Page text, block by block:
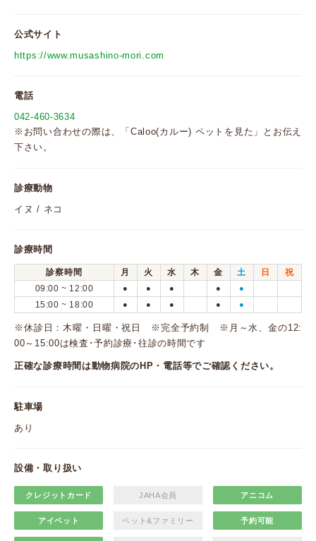
公式サイト
https://www.musashino-mori.com
電話
042-460-3634
※お問い合わせの際は、「Caloo(カルー) ペットを見た」とお伝え
下さい。
診療動物
イヌ / ネコ
診療時間
診察時間 月 火 水 木 金 土 日
祝
09:00 ~ 12:00
● ● ● ● ●
15:00 ~ 18:00 ● ● ● ● ●
※休診日：木曜・日曜・祝日 ※完全予約制 ※月～水、金の12:
00～15:00は検査･予約診療･往診の時間です
正確な診療時間は動物病院のHP・電話等でご確認ください。
駐車場
あり
設備・取り扱い
クレジットカード JAHA会員 アニコム
アイペット ペット&ファミリー 予約可能